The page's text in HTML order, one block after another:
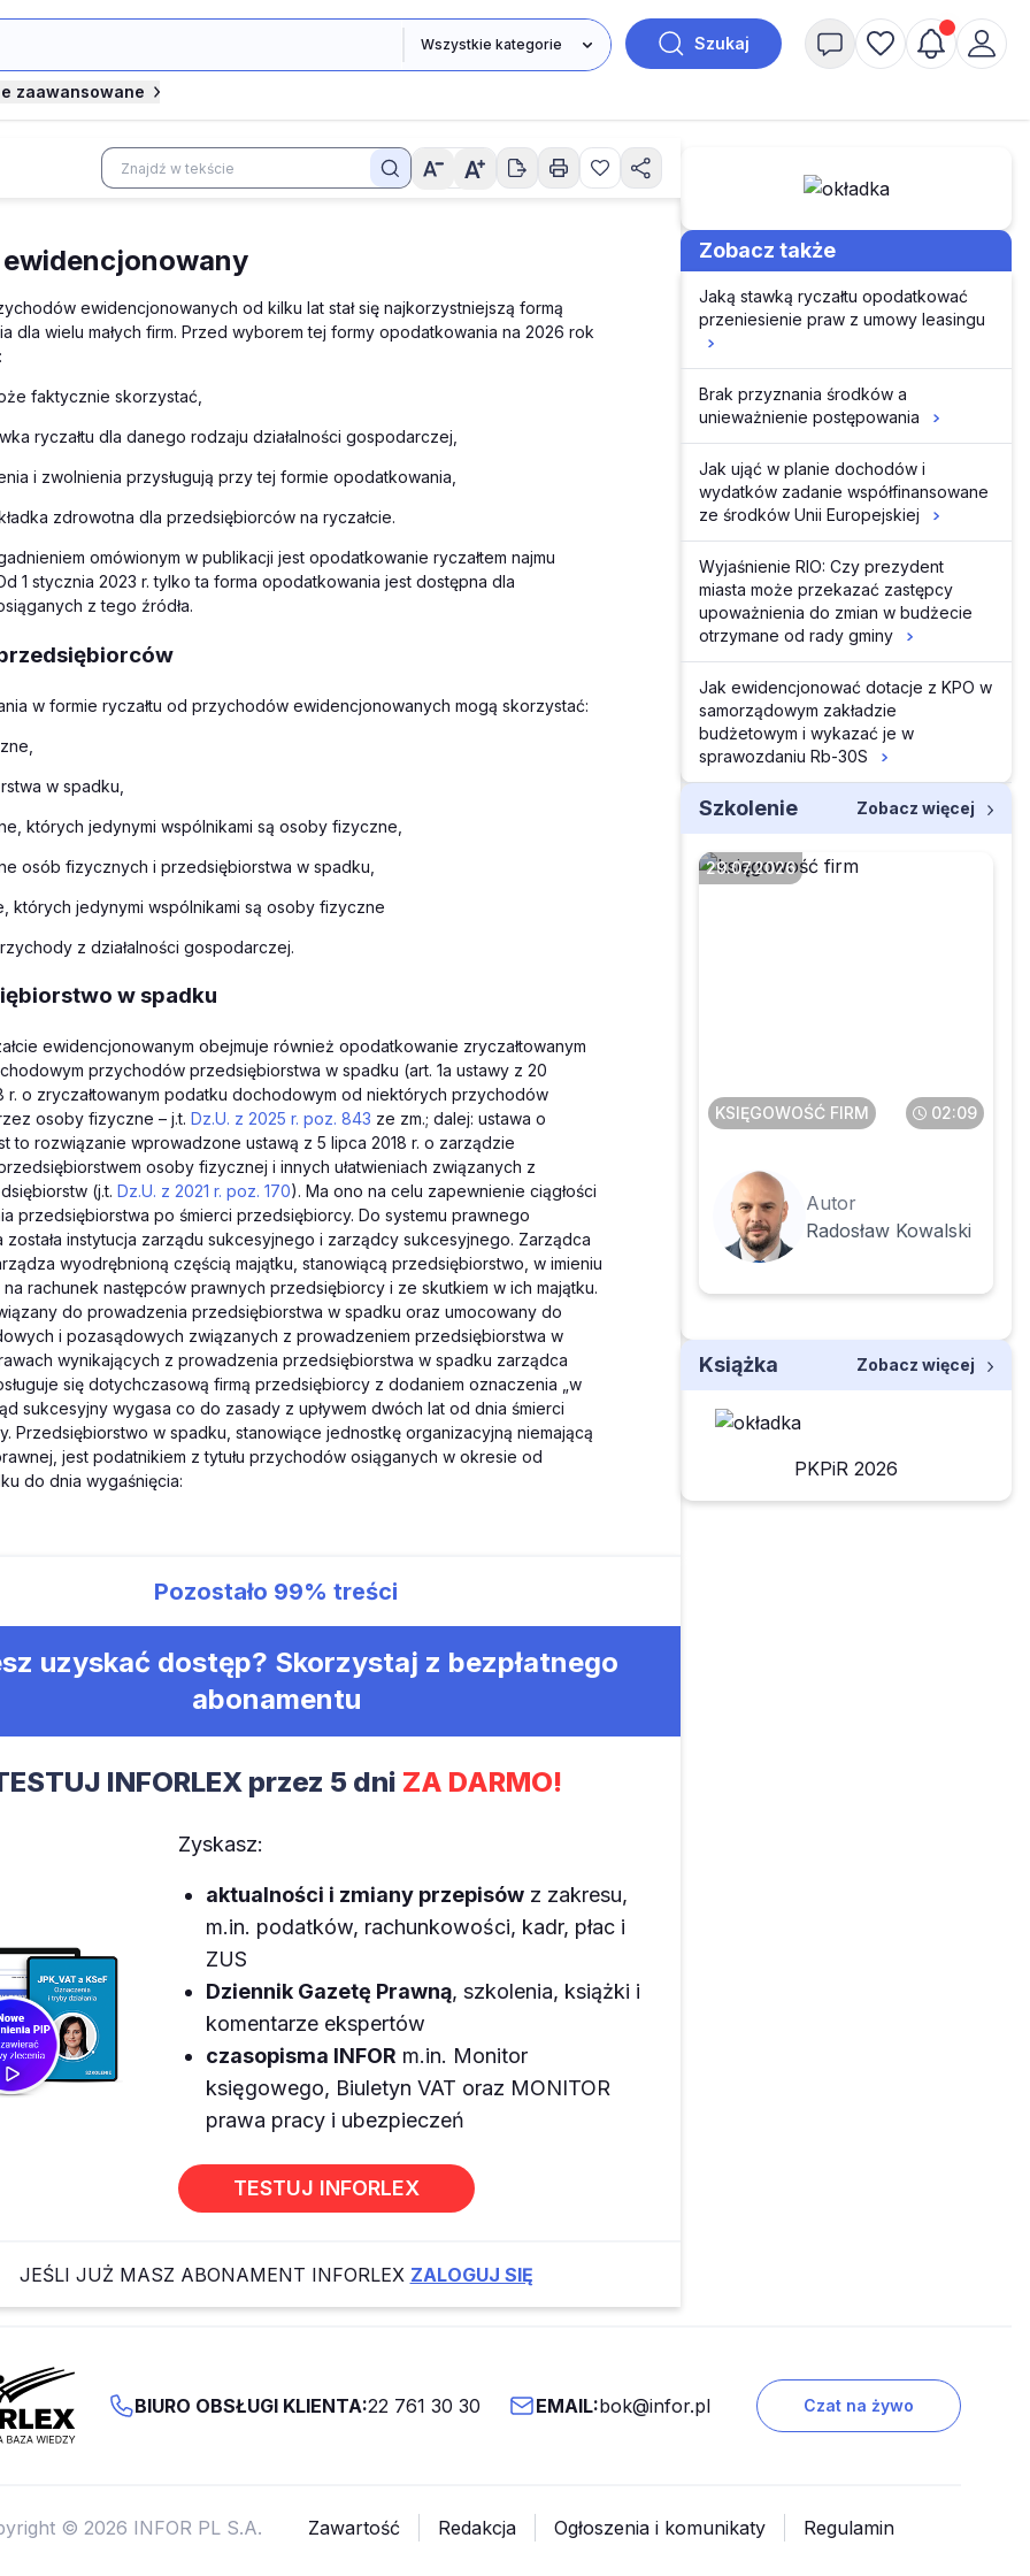
Szukaj
zaawansowane
ewidencjonowany
ewidencjonowanych od kilku lat stał się najkorzystniejszą formą
dla wielu małych firm. Przed wyborem tej formy opodatkowania na 2026 rok
faktycznie skorzystać,
ryczałtu dla danego rodzaju działalności gospodarczej,
i zwolnienia przysługują przy tej formie opodatkowania,
zdrowotna dla przedsiębiorców na ryczałcie.
omówionym w publikacji jest opodatkowanie ryczałtem najmu
1 stycznia 2023 r. tylko ta forma opodatkowania jest dostępna dla
z tego źródła.
przedsiębiorców
w formie ryczałtu od przychodów ewidencjonowanych mogą skorzystać:
w spadku,
których jedynymi wspólnikami są osoby fizyczne,
osób fizycznych i przedsiębiorstwa w spadku,
których jedynymi wspólnikami są osoby fizyczne
z działalności gospodarczej.
w spadku
ewidencjonowanym obejmuje również opodatkowanie zryczałtowanym
przychodów przedsiębiorstwa w spadku (art. 1a ustawy z 20
r. o zryczałtowanym podatku dochodowym od niektórych przychodów
osoby fizyczne – j.t. Dz.U. z 2025 r. poz. 843 ze zm.; dalej: ustawa o
to rozwiązanie wprowadzone ustawą z 5 lipca 2018 r. o zarządzie
osoby fizycznej i innych ułatwieniach związanych z
(j.t. Dz.U. z 2021 r. poz. 170). Ma ono na celu zapewnienie ciągłości
przedsiębiorstwa po śmierci przedsiębiorcy. Do systemu prawnego
instytucja zarządu sukcesyjnego i zarządcy sukcesyjnego. Zarządca
wyodrębnioną częścią majątku, stanowiącą przedsiębiorstwo, w imieniu
na rachunek następców prawnych przedsiębiorcy i ze skutkiem w ich majątku.
do prowadzenia przedsiębiorstwa w spadku oraz umocowany do
i pozasądowych związanych z prowadzeniem przedsiębiorstwa w
wynikających z prowadzenia przedsiębiorstwa w spadku zarządca
się dotychczasową firmą przedsiębiorcy z dodaniem oznaczenia „w
sukcesyjny wygasa co do zasady z upływem dwóch lat od dnia śmierci
Przedsiębiorstwo w spadku, stanowiące jednostkę organizacyjną niemającą
jest podatnikiem z tytułu przychodów osiąganych w okresie od
do dnia wygaśnięcia:
Pozostało 99% treści
uzyskać dostęp? Skorzystaj z bezpłatnego
abonamentu
INFORLEX przez 5 dni ZA DARMO!
Zyskasz:
aktualności i zmiany przepisówz zakresu,
m.in. podatków, rachunkowości, kadr, płac i
ZUS
Dziennik Gazetę Prawną, szkolenia, książki i
komentarze ekspertów
czasopisma INFOR m.in. Monitor
księgowego, Biuletyn VAT oraz MONITOR
prawa pracy i ubezpieczeń
TESTUJ INFORLEX
JEŚLI JUŻ MASZ ABONAMENT INFORLEX ZALOGUJ SIĘ
Zobacz także
Jaką stawką ryczałtu opodatkować
przeniesienie praw z umowy leasingu
Brak przyznania środków a
unieważnienie postępowania
Jak ująć w planie dochodów i
wydatków zadanie współfinansowane
ze środków Unii Europejskiej
Wyjaśnienie RIO: Czy prezydent
miasta może przekazać zastępcy
upoważnienia do zmian w budżecie
otrzymane od rady gminy
Jak ewidencjonować dotacje z KPO w
samorządowym zakładzie
budżetowym i wykazać je w
sprawozdaniu Rb-30S
Szkolenie Zobacz więcej
29.07.2026
KSIĘGOWOŚĆ FIRM 02:09
Autor
Radosław Kowalski
Książka Zobacz więcej
PKPiR 2026
BIURO OBSŁUGI KLIENTA:22 761 30 30 EMAIL:bok@infor.pl Czat na żywo
© 2026 INFOR PL S.A. Zawartość Redakcja Ogłoszenia i komunikaty Regulamin